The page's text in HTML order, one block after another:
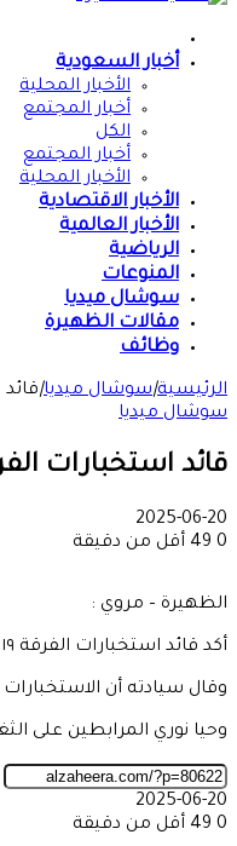
أخبار السعودية
الأخبار المحلية
أخبار المجتمع
الكل
أخبار المجتمع
الأخبار المحلية
الأخبار الاقتصادية
الأخبار العالمية
الرياضية
المنوعات
سوشال ميديا
مقالات الظهيرة
وظائف
الرئيسية|سوشال ميديا|قائد
سوشال ميديا
قائد استخبارات الفرقة ١٩ : أمن الولاية
2025-06-20
0
أقل من دقيقة
الظهيرة – مروي :
أكد قائد استخبارات الفرقة ١٩ مشاة مروي العقيد الركن عادل على حسن نوري هدوء واستقرار الأوضاع الأمنية بالولاية الشمالية
وقال سيادته أن
وحيا نوري المرابطين على
2025-06-20
0
أقل من دقيقة